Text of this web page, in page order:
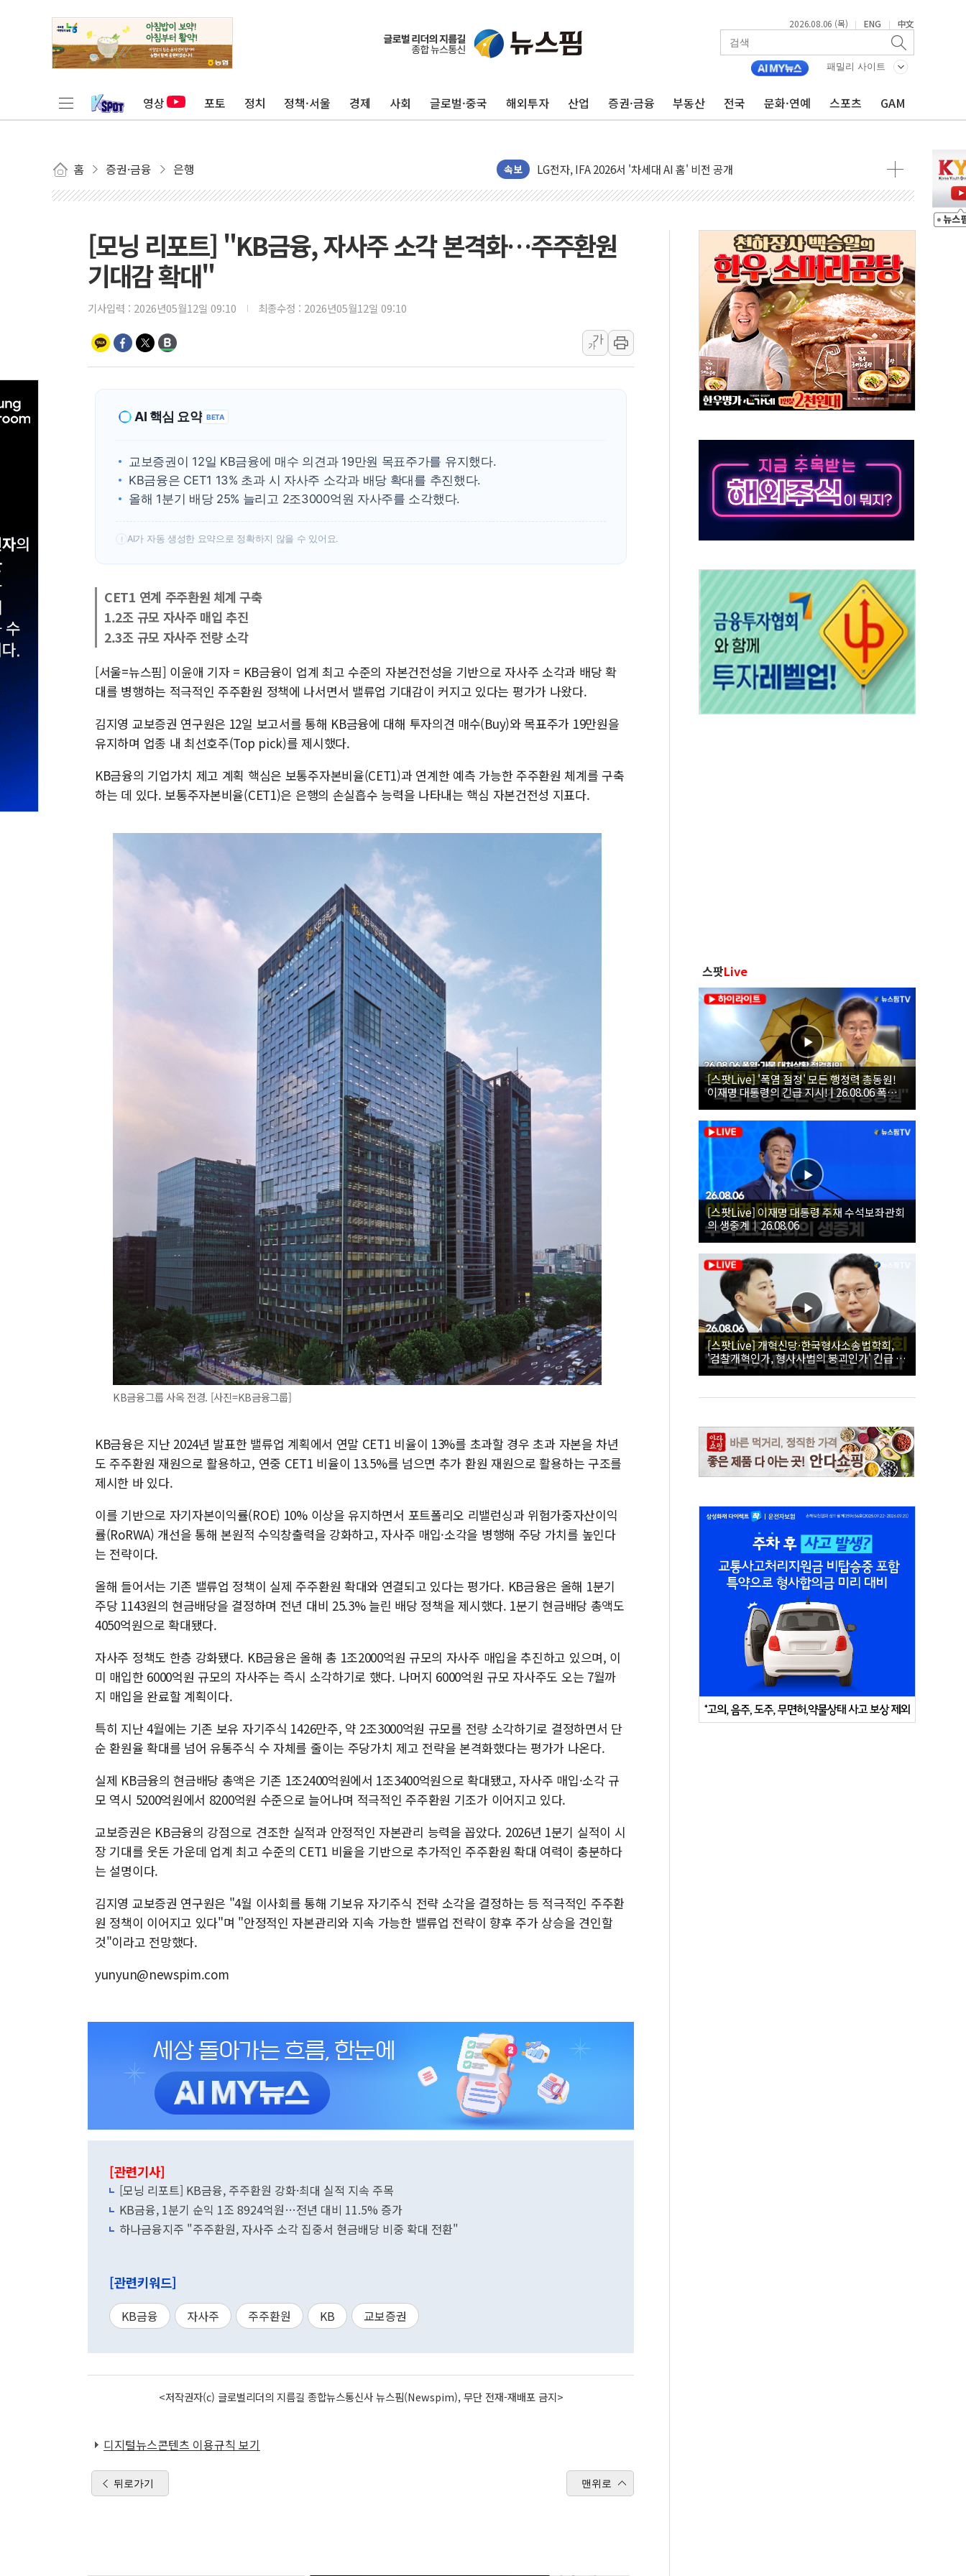
2026.08.06 (목) | ENG | 中文
패밀리 사이트
영상 포토 정치 정책·서울 경제 사회 글로벌·중국 해외투자 산업 증권·금융 부동산 전국 문화·연예 스포츠 GAM
홈 증권·금융 은행 속보
李대통령 "취약계층 되어가는 청년들…실제 수요에 맞게 정책 정비"
[뉴스핌 이 시각 PICK] 李 "40도 폭염, 외신에서나 보던 일" 外
'SSD 프리미엄' 놓친 SK하이닉스, 솔리다임 띄운다
제이씨케미칼, 상반기 영업익 108% 증가
오세훈 "서민 전·월세 외면한 세제개편"…용산공원 훼손 안 돼
보훈부 "노태우 참배 계획 없다"…전직 대통령 예우 대상 제외·국민 정서 고려
온코닉테라퓨틱스 '자큐보', 인도 품목허가…해외 첫 허가
오세훈 '여론조사 대납' 항소심 21일 첫 공판…1심은 시장직 상실형
현대百 지주체제 '마지막 퍼즐'…현대홈쇼핑 1.2조 투자자산 떼낸다
'檢 합수본 참여' 여부 논란...법조계 "법적근거 없어, 위법수집증거 가능성"
中 '항생제 개구리' 파장 확산, 식품안전 점검 강화
'엔화 방어 공조'라는 이름의 베선트식 QE..."연준에 부담 가중"
청와대 "조희대 대법원장 탄핵 공감, 사실 아니다…대법관 신속 제청 해야"
李대통령 "40도 폭염, 외신에서나 보던 일"…전방위 대응 지시
법무법인 YK, 교정위원 중앙협의회와 맞손…수용자·가족 법률지원 확대
컴투스, 8일부터 서머너즈 워 챔피언십 개최
[모닝 리포트] "KB금융, 자사주 소각 본격화…주주환원
기대감 확대"
기사입력 : 2026년05월12일 09:10 최종수정 : 2026년05월12일 09:10
가
가
AI 핵심 요약 BETA
교보증권이 12일 KB금융에 매수 의견과 19만원 목표주가를 유지했다.
KB금융은 CET1 13% 초과 시 자사주 소각과 배당 확대를 추진했다.
올해 1분기 배당 25% 늘리고 2조3000억원 자사주를 소각했다.
! AI가 자동 생성한 요약으로 정확하지 않을 수 있어요.
CET1 연계 주주환원 체계 구축
1.2조 규모 자사주 매입 추진
2.3조 규모 자사주 전량 소각
[서울=뉴스핌] 이윤애 기자 = KB금융이 업계 최고 수준의 자본건전성을 기반으로 자사주 소각과 배당 확
대를 병행하는 적극적인 주주환원 정책에 나서면서 밸류업 기대감이 커지고 있다는 평가가 나왔다.
김지영 교보증권 연구원은 12일 보고서를 통해 KB금융에 대해 투자의견 매수(Buy)와 목표주가 19만원을
유지하며 업종 내 최선호주(Top pick)를 제시했다.
KB금융의 기업가치 제고 계획 핵심은 보통주자본비율(CET1)과 연계한 예측 가능한 주주환원 체계를 구축
하는 데 있다. 보통주자본비율(CET1)은 은행의 손실흡수 능력을 나타내는 핵심 자본건전성 지표다.
KB금융그룹 사옥 전경. [사진=KB금융그룹]
KB금융은 지난 2024년 발표한 밸류업 계획에서 연말 CET1 비율이 13%를 초과할 경우 초과 자본을 차년
도 주주환원 재원으로 활용하고, 연중 CET1 비율이 13.5%를 넘으면 추가 환원 재원으로 활용하는 구조를
제시한 바 있다.
이를 기반으로 자기자본이익률(ROE) 10% 이상을 유지하면서 포트폴리오 리밸런싱과 위험가중자산이익
률(RoRWA) 개선을 통해 본원적 수익창출력을 강화하고, 자사주 매입·소각을 병행해 주당 가치를 높인다
는 전략이다.
올해 들어서는 기존 밸류업 정책이 실제 주주환원 확대와 연결되고 있다는 평가다. KB금융은 올해 1분기
주당 1143원의 현금배당을 결정하며 전년 대비 25.3% 늘린 배당 정책을 제시했다. 1분기 현금배당 총액도
4050억원으로 확대됐다.
자사주 정책도 한층 강화됐다. KB금융은 올해 총 1조2000억원 규모의 자사주 매입을 추진하고 있으며, 이
미 매입한 6000억원 규모의 자사주는 즉시 소각하기로 했다. 나머지 6000억원 규모 자사주도 오는 7월까
지 매입을 완료할 계획이다.
특히 지난 4월에는 기존 보유 자기주식 1426만주, 약 2조3000억원 규모를 전량 소각하기로 결정하면서 단
순 환원율 확대를 넘어 유통주식 수 자체를 줄이는 주당가치 제고 전략을 본격화했다는 평가가 나온다.
실제 KB금융의 현금배당 총액은 기존 1조2400억원에서 1조3400억원으로 확대됐고, 자사주 매입·소각 규
모 역시 5200억원에서 8200억원 수준으로 늘어나며 적극적인 주주환원 기조가 이어지고 있다.
교보증권은 KB금융의 강점으로 견조한 실적과 안정적인 자본관리 능력을 꼽았다. 2026년 1분기 실적이 시
장 기대를 웃돈 가운데 업계 최고 수준의 CET1 비율을 기반으로 추가적인 주주환원 확대 여력이 충분하다
는 설명이다.
김지영 교보증권 연구원은 "4월 이사회를 통해 기보유 자기주식 전략 소각을 결정하는 등 적극적인 주주환
원 정책이 이어지고 있다"며 "안정적인 자본관리와 지속 가능한 밸류업 전략이 향후 주가 상승을 견인할
것"이라고 전망했다.
yunyun@newspim.com
[관련기사]
[모닝 리포트] KB금융, 주주환원 강화·최대 실적 지속 주목
KB금융, 1분기 순익 1조 8924억원…전년 대비 11.5% 증가
하나금융지주 "주주환원, 자사주 소각 집중서 현금배당 비중 확대 전환"
[관련키워드]
KB금융 자사주 주주환원 KB 교보증권
<저작권자(c) 글로벌리더의 지름길 종합뉴스통신사 뉴스핌(Newspim), 무단 전재-재배포 금지>
디지털뉴스콘텐츠 이용규칙 보기
뒤로가기 맨위로
스팟Live
[스팟Live] '폭염 절정' 모든 행정력 총동원!
이재명 대통령의 긴급 지시! | 26.08.06 폭염•
가뭄 대처상황 점검회의
[스팟Live] 이재명 대통령 주재 수석보좌관회
의 생중계｜26.08.06
[스팟Live] 개혁신당·한국형사소송법학회,
'검찰개혁인가, 형사사법의 붕괴인가' 긴급 세
미나｜26.08.06